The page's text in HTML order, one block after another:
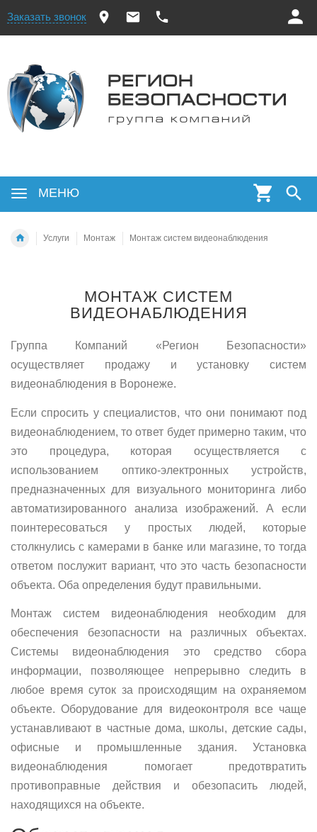
Заказать звонок
МЕНЮ
Услуги Монтаж Монтаж систем видеонаблюдения
МОНТАЖ СИСТЕМ
ВИДЕОНАБЛЮДЕНИЯ
Группа Компаний «Регион Безопасности»
осуществляет продажу и установку систем
видеонаблюдения в Воронеже.
Если спросить у специалистов, что они понимают под
видеонаблюдением, то ответ будет примерно таким, что
это процедура, которая осуществляется с
использованием оптико-электронных устройств,
предназначенных для визуального мониторинга либо
автоматизированного анализа изображений. А если
поинтересоваться у простых людей, которые
столкнулись с камерами в банке или магазине, то тогда
ответом послужит вариант, что это часть безопасности
объекта. Оба определения будут правильными.
Монтаж систем видеонаблюдения необходим для
обеспечения безопасности на различных объектах.
Системы видеонаблюдения это средство сбора
информации, позволяющее непрерывно следить в
любое время суток за происходящим на охраняемом
объекте. Оборудование для видеоконтроля все чаще
устанавливают в частные дома, школы, детские сады,
офисные и промышленные здания. Установка
видеонаблюдения помогает предотвратить
противоправные действия и обезопасить людей,
находящихся на объекте.